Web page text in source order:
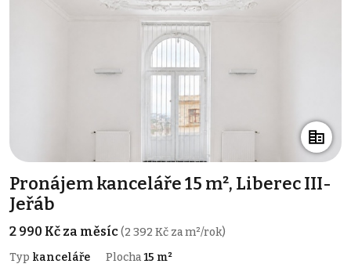
Pronájem kanceláře 15 m², Liberec III-
Jeřáb
2 990 Kč za měsíc(2 392 Kč za m²/rok)
Typ kanceláře Plocha15 m²